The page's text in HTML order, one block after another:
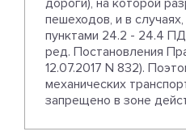
дороги), на которой
пешеходов, и в
пунктами 24.2 - 24.4
ред. Постановления
12.07.2017 N 832).
механических
запрещено в зоне